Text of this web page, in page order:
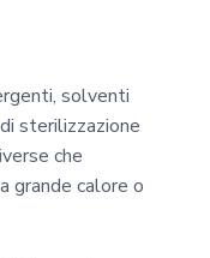
solventi
sterilizzazione
che
grande calore o